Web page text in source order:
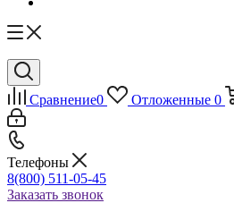
Сравнение0 Отложенные 0
Телефоны
8(800) 511-05-45
Заказать звонок